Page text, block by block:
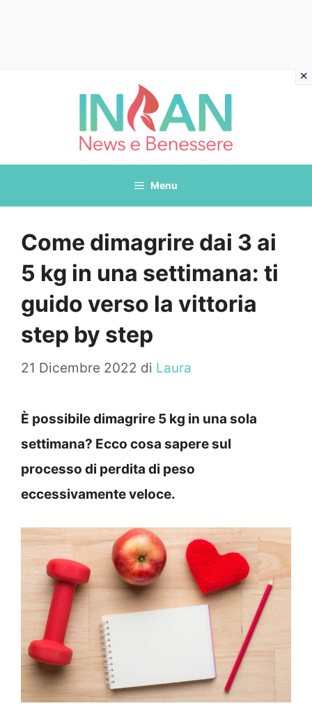
Menu
Come dimagrire dai 3 ai
5 kg in una settimana: ti
guido verso la vittoria
step by step
21 Dicembre 2022 di Laura
È possibile dimagrire 5 kg in una sola
settimana? Ecco cosa sapere sul
processo di perdita di peso
eccessivamente veloce.